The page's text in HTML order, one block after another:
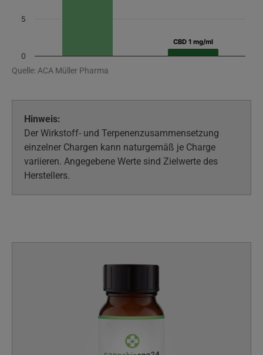
CBD 1 mg/ml
CBD 1 mg/ml
0
5
Quelle: ACA Müller Pharma
Hinweis:
Der Wirkstoff- und Terpenenzusammensetzung
einzelner Chargen kann naturgemäß je Charge
variieren. Angegebene Werte sind Zielwerte des
Herstellers.